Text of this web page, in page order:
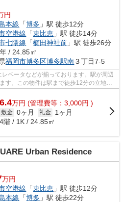
円
本線 「博多 」駅 徒歩12分
空港線 「東比恵 」駅 徒歩14分
七隈線 「櫛田神社前 」駅 徒歩26分
/ 24.85㎡
福岡市博多区博多駅南３丁目7-5
ベータなどが揃っております。駅が周辺
す。この物件は駅まで徒歩12分の立地で
。こち...
6.4万円 (管理費等：3,000円 )
敷金 0ヶ月 礼金
1ヶ月
4階 / 1K / 24.85㎡
Urban Residence
万円
空港線 「東比恵 」駅 徒歩12分
本線 「博多 」駅 徒歩22分